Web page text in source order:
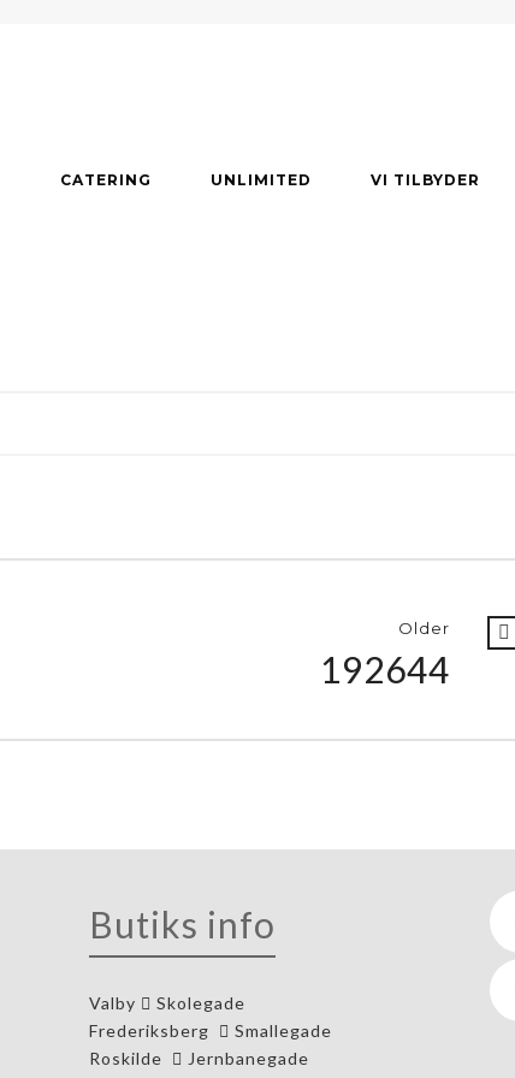
CATERING UNLIMITED VI TILBYDER
Older
192644
Butiks info
Valby
Skolegade
Frederiksberg
Smallegade
Roskilde
Jernbanegade